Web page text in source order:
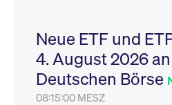
Neue ETF und
4. August 2026
Deutschen Börse
08:15:00 MESZ